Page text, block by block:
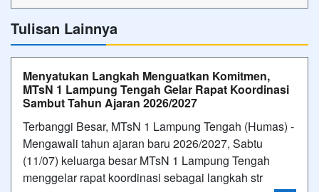
Tulisan Lainnya
Menyatukan Langkah Menguatkan Komitmen,
MTsN 1 Lampung Tengah Gelar Rapat Koordinasi
Sambut Tahun Ajaran 2026/2027
Terbanggi Besar, MTsN 1 Lampung Tengah (Humas) -
Mengawali tahun ajaran baru 2026/2027, Sabtu
(11/07) keluarga besar MTsN 1 Lampung Tengah
menggelar rapat koordinasi sebagai langkah str